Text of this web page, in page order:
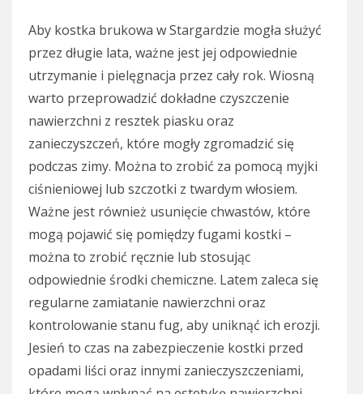
Aby kostka brukowa w Stargardzie mogła służyć
przez długie lata, ważne jest jej odpowiednie
utrzymanie i pielęgnacja przez cały rok. Wiosną
warto przeprowadzić dokładne czyszczenie
nawierzchni z resztek piasku oraz
zanieczyszczeń, które mogły zgromadzić się
podczas zimy. Można to zrobić za pomocą myjki
ciśnieniowej lub szczotki z twardym włosiem.
Ważne jest również usunięcie chwastów, które
mogą pojawić się pomiędzy fugami kostki –
można to zrobić ręcznie lub stosując
odpowiednie środki chemiczne. Latem zaleca się
regularne zamiatanie nawierzchni oraz
kontrolowanie stanu fug, aby uniknąć ich erozji.
Jesień to czas na zabezpieczenie kostki przed
opadami liści oraz innymi zanieczyszczeniami,